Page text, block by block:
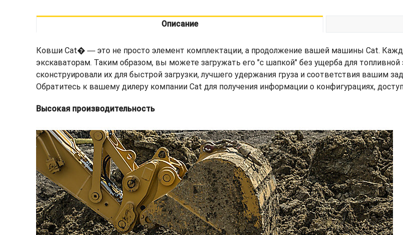
Описание
Ковши Cat� ― это не просто элемент комплектации, а продолжение вашей машины Cat.
экскаваторам. Таким образом, вы можете загружать его "с шапкой" без ущерба для
сконструировали их для быстрой загрузки, лучшего удержания груза и соответствия вашим
Обратитесь к вашему дилеру компании Cat для получения информации о конфигурациях,
Высокая производительность